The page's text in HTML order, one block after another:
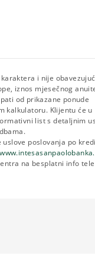
i nije
iznos mjesečnog
od prikazane ponude
kalkulatoru. Klijentu će u
list s detaljnim
poslovanja po
na besplatni info